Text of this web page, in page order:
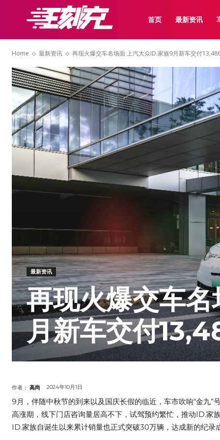
首页 最新资讯
Home 最新资讯 再现火爆交车名场面 上汽大众ID.家族9月新车交付
最新资讯
再现火爆交车
月新车交付
作者： 高尚 2024年10月1日
9月，伴随中秋节的到来以及国庆长假的临近，车市吹响“金九
高涨期，线下门店咨询量居高不下，试驾预约繁忙，推动ID.家
ID.家族自诞生以来累计销量也正式突破30万辆，达成新的纪录